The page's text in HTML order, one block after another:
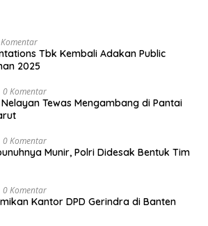
Tbk Kembali Adakan Public
2025
0 Komentar
Nelayan Tewas Mengambang di Pantai
0 Komentar
Munir, Polri Didesak Bentuk Tim
0 Komentar
Kantor DPD Gerindra di Banten